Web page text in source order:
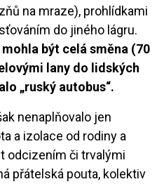
na mraze), prohlídkami
do jiného lágru.
být celá směna (70
lany do lidských
„ruský autobus“.
nenaplňovalo jen
a izolace od rodiny a
odcizením či trvalými
přátelská pouta, kolektiv